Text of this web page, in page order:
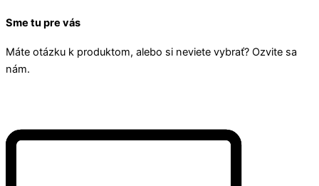
Sme tu pre vás
Máte otázku k produktom, alebo si neviete vybrať? Ozvite sa
nám.